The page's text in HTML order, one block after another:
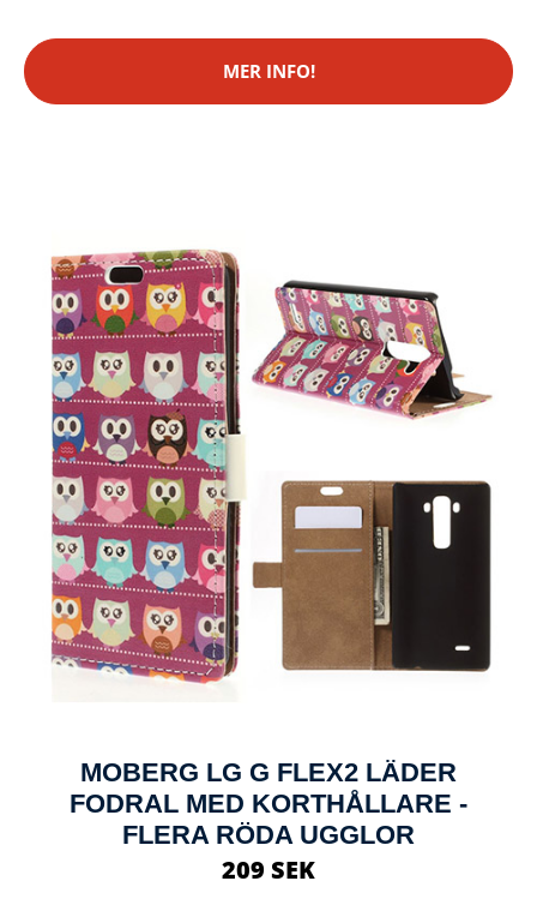
MER INFO!
MOBERG LG G FLEX2 LÄDER
FODRAL MED KORTHÅLLARE -
FLERA RÖDA UGGLOR
209 SEK